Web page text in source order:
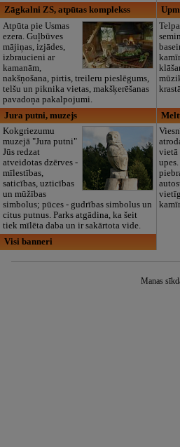
Zāgkalni ZS, atpūtas komplekss
Atpūta pie Usmas
ezera. Guļbūves
mājiņas, izjādes,
izbraucieni ar
kamanām,
nakšņošana, pirtis, treileru pieslēgums,
telšu un piknika vietas, makšķerēšanas
pavadoņa pakalpojumi.
Jura putni, muzejs
Kokgriezumu
muzejā "Jura putni"
Jūs redzat
atveidotas dzērves -
mīlestības,
saticības, uzticības
un mūžības
simbolus; pūces - gudrības simbolus un
citus putnus. Parks atgādina, ka šeit
tiek mīlēta daba un ir sakārtota vide.
vietā
Visi banneri
Manas